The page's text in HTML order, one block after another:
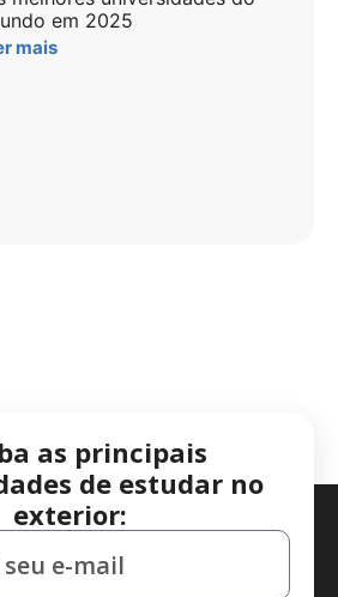
em 2025
mais
as principais
de estudar no
exterior: